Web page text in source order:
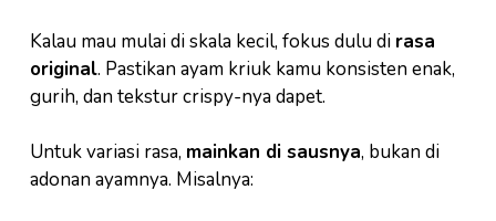
Kalau mau mulai di skala kecil, fokus dulu di rasa
original. Pastikan ayam kriuk kamu konsisten enak,
gurih, dan tekstur crispy-nya dapet.
Untuk variasi rasa, mainkan di sausnya, bukan di
adonan ayamnya. Misalnya: